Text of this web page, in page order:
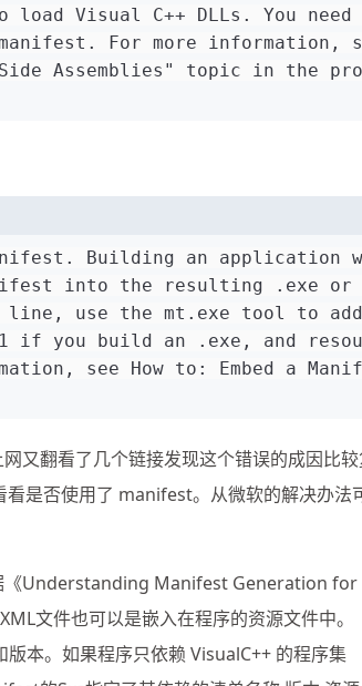
Visual C++ DLLs. You
For more information,
Assemblies" topic in the
Building an application
into the resulting .exe
use the mt.exe tool to
if you build an .exe, and
see How to: Embed a
又翻看了几个链接发现这个错误的成因比
是否使用了 manifest。从微软的解决办法
《Understanding Manifest Generation for
文件也可以是嵌入在程序的资源文件中。
本。如果程序只依赖 VisualC++ 的程序集